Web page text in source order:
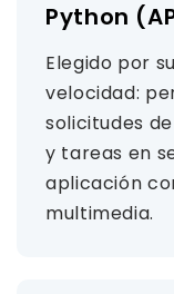
Python
Elegido por
velocidad:
solicitudes
y tareas en
aplicación
multimedia.